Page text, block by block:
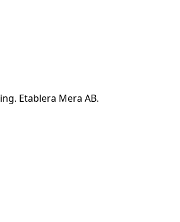
Etablera Mera AB.